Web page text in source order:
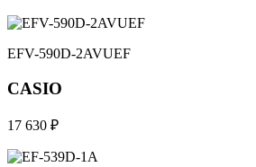
EFV-590D-2AVUEF
CASIO
17 630 ₽